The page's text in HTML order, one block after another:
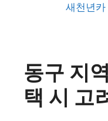
새천년
동구 지
택 시 고